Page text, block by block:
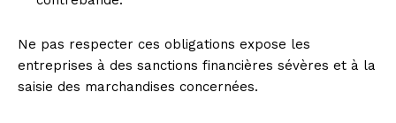
Ne pas respecter ces obligations expose les
entreprises à des sanctions financières sévères et à la
saisie des marchandises concernées.